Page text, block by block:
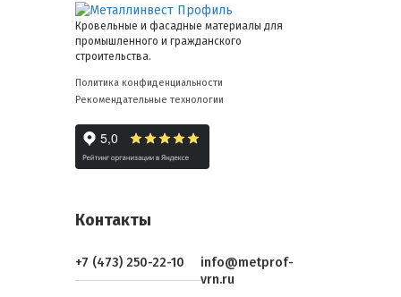
Кровельные и фасадные материалы для
промышленного и гражданского
строительства.
Политика конфиденциальности
Рекомендательные технологии
Контакты
+7 (473) 250-22-10
info@metprof-
vrn.ru